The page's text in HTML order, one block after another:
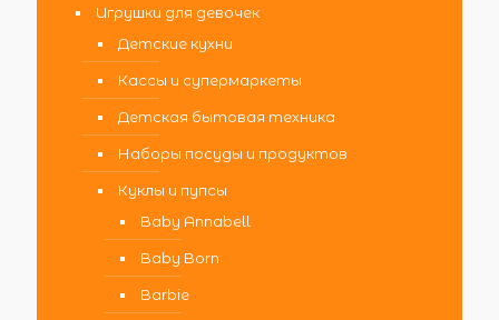
Игрушки для девочек
Детские кухни
Кассы и супермаркеты
Детская бытовая техника
Наборы посуды и продуктов
Куклы и пупсы
Baby Annabell
Baby Born
Barbie